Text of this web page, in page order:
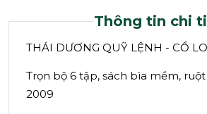
Thông tin chi
THÁI DƯƠNG QUỸ LỆNH - CỔ
Trọn bộ 6 tập, sách bìa mềm,
2009